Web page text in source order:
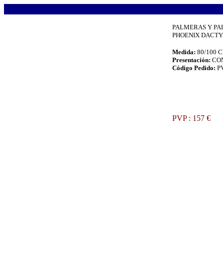
PALMERAS Y
PHOENIX
Medida: 80/100
Presentación:
Código Pedido:
PVP : 157 €